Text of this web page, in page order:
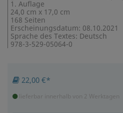
1. Auflage
24,0 cm x 17,0 cm
168 Seiten
Erscheinungsdatum: 08.10.2021
Sprache des Textes: Deutsch
978-3-529-05064-0
22,00 €*
lieferbar innerhalb von 2 Werktagen